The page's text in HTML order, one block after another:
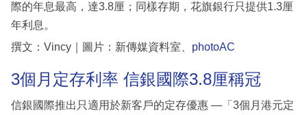
際的年息最高，達3.8厘；同樣存期，花旗銀行只提供1.3厘
年利息。
撰文：Vincy｜圖片：新傳媒資料室、 photoAC
3個月定存利率 信銀國際3.8厘稱冠
信銀國際推出只適用於新客戶的定存優惠 —「3個月港元定